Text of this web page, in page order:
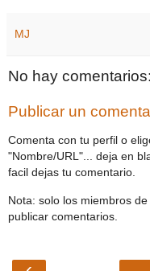
MJ
No hay comentarios:
Publicar un
Comenta con tu perfil o
"Nombre/URL"... deja en
facil dejas tu comentario.
Nota: solo los miembros
publicar comentarios.